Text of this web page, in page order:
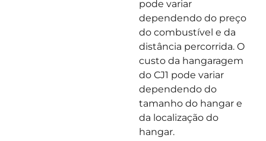
pode variar
dependendo do preço
do combustível e da
distância percorrida. O
custo da hangaragem
do CJ1 pode variar
dependendo do
tamanho do hangar e
da localização do
hangar.